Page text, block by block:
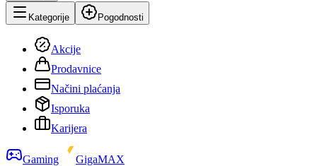
Kategorije Pogodnosti
Akcije
Prodavnice
Načini plaćanja
Isporuka
Karijera
Gaming
GigaMAX